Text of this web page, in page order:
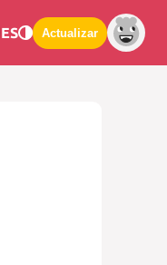
ES Actualizar